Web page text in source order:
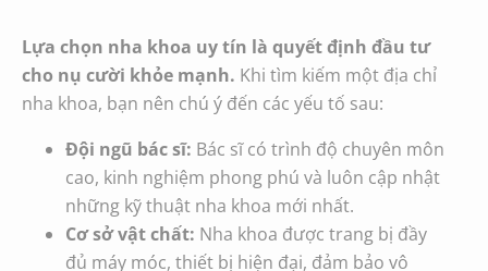
Lựa chọn nha khoa uy tín là quyết định đầu tư
cho nụ cười khỏe mạnh. Khi tìm kiếm một địa chỉ
nha khoa, bạn nên chú ý đến các yếu tố sau:
Đội ngũ bác sĩ: Bác sĩ có trình độ chuyên môn
cao, kinh nghiệm phong phú và luôn cập nhật
những kỹ thuật nha khoa mới nhất.
Cơ sở vật chất: Nha khoa được trang bị đầy
đủ máy móc, thiết bị hiện đại, đảm bảo vô